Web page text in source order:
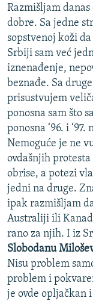
Razmišljam
dobre. Sa jedne
sopstvenoj koži
Srbiji sam već
iznenađenje,
beznađe. Sa
prisustvujem
ponosna sam što
ponosna ‘96. i
Nemoguće je ne
ovdašnjih
obrise, a potezi
jedni na druge.
ipak razmišljam
Australiji ili
rano za njih. I iz
Slobodanu
Nisu problem
problem i
je ovde opljačkan